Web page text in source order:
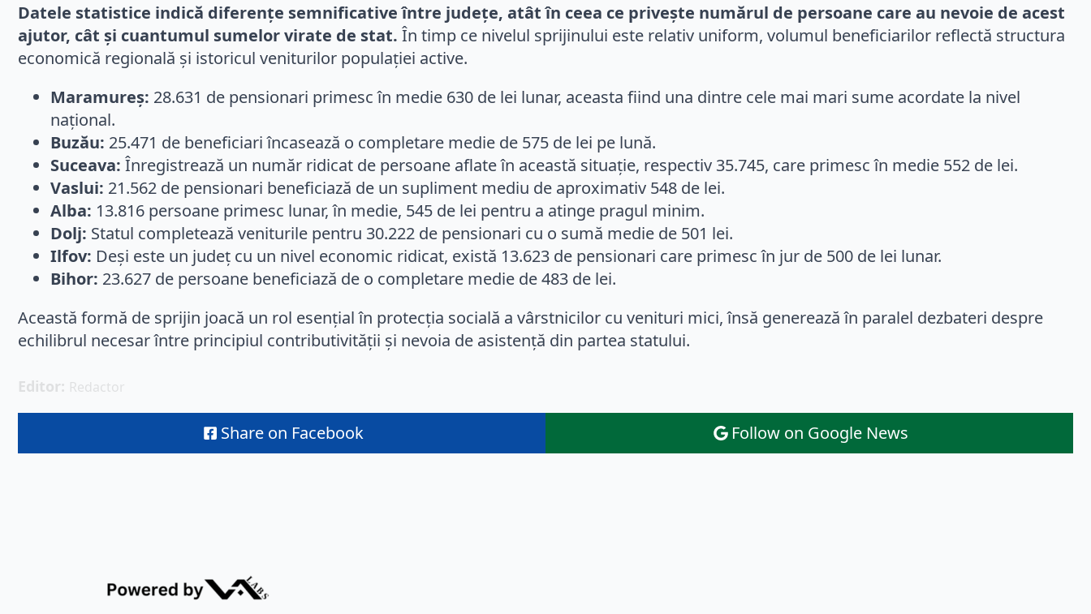
Datele statistice indică diferențe semnificative între județe, atât în ceea ce privește numărul de persoane care au nevoie de acest
ajutor, cât și cuantumul sumelor virate de stat. În timp ce nivelul sprijinului este relativ uniform, volumul beneficiarilor reflectă structura
economică regională și istoricul veniturilor populației active.
Maramureș: 28.631 de pensionari primesc în medie 630 de lei lunar, aceasta fiind una dintre cele mai mari sume acordate la nivel
național.
Buzău: 25.471 de beneficiari încasează o completare medie de 575 de lei pe lună.
Suceava: Înregistrează un număr ridicat de persoane aflate în această situație, respectiv 35.745, care primesc în medie 552 de lei.
Vaslui: 21.562 de pensionari beneficiază de un supliment mediu de aproximativ 548 de lei.
Alba: 13.816 persoane primesc lunar, în medie, 545 de lei pentru a atinge pragul minim.
Dolj: Statul completează veniturile pentru 30.222 de pensionari cu o sumă medie de 501 lei.
Ilfov: Deși este un județ cu un nivel economic ridicat, există 13.623 de pensionari care primesc în jur de 500 de lei lunar.
Bihor: 23.627 de persoane beneficiază de o completare medie de 483 de lei.
Această formă de sprijin joacă un rol esențial în protecția socială a vârstnicilor cu venituri mici, însă generează în paralel dezbateri despre
echilibrul necesar între principiul contributivității și nevoia de asistență din partea statului.
Editor: Redactor
Share on Facebook Follow on Google News